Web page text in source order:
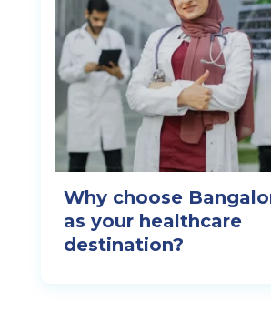
Why choose
as your healthcare
destination?